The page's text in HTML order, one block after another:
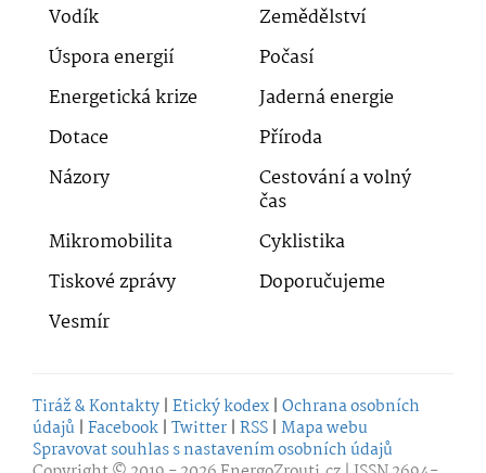
Vodík
Zemědělství
Úspora energií
Počasí
Energetická krize
Jaderná energie
Dotace
Příroda
Názory
Cestování a volný
čas
Mikromobilita
Cyklistika
Tiskové zprávy
Doporučujeme
Vesmír
Tiráž & Kontakty | Etický kodex | Ochrana osobních
údajů | Facebook | Twitter | RSS | Mapa webu
Spravovat souhlas s nastavením osobních údajů